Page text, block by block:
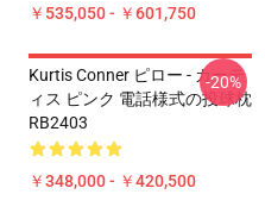
￥535,050 - ￥601,750
Kurtis Conner ピロー - カーテ
ィス ピンク 電話様式の投球枕
RB2403
￥348,000 - ￥420,500
-20%